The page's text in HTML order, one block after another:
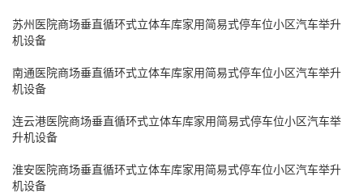
苏州医院商场垂直循环式立体车库家用简易式停车位小区汽车举升
机设备
南通医院商场垂直循环式立体车库家用简易式停车位小区汽车举升
机设备
连云港医院商场垂直循环式立体车库家用简易式停车位小区汽车举
升机设备
淮安医院商场垂直循环式立体车库家用简易式停车位小区汽车举升
机设备